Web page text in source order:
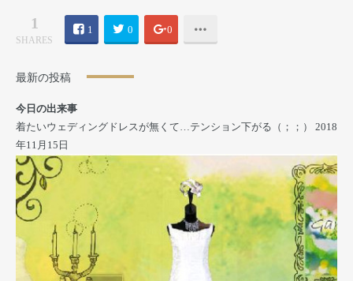
1
SHARES
1 0 0
最新の投稿
今日の出来事
着たいウェディングドレスが無くて…テンション下がる（；；）
2018
年11月15日